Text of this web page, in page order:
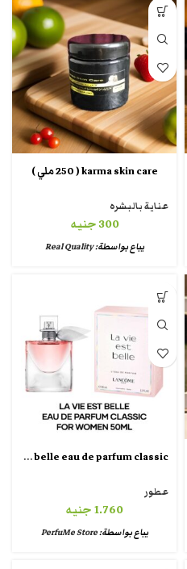
karma skin care ( 250 ملي )
عناية بالبشره
300جنيه
يباع بواسطة:Real Quality
La vie est belle eau de parfum classic
عطور
1.760جنيه
يباع بواسطة:PerfuMe Store